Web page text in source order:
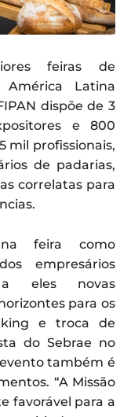
feiras de
Latina
dispõe de 3
e 800
mil profissionais,
de padarias,
correlatas para
feira como
empresários
a eles novas
para os
e troca de
do Sebrae no
também é
“A Missão
favorável para a